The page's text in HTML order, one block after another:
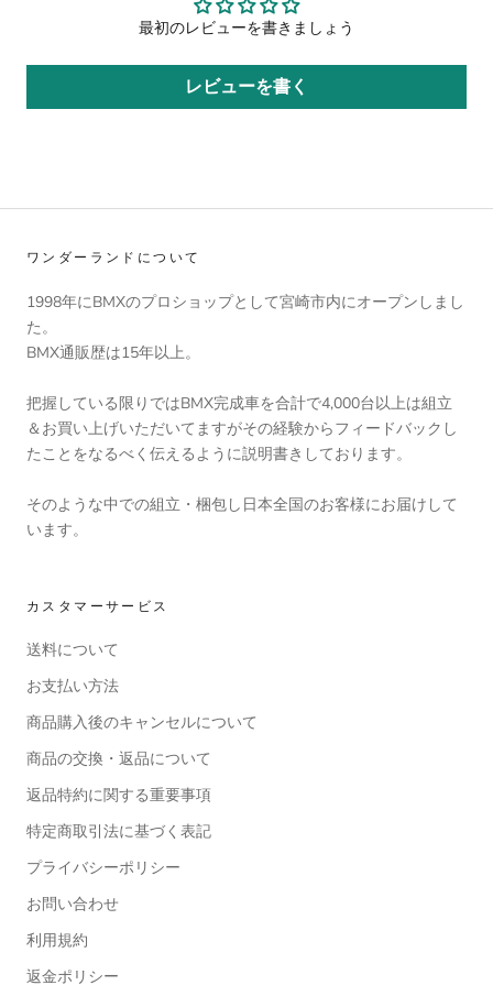
最初のレビューを書きましょう
レビューを書く
ワンダーランドについて
1998年にBMXのプロショップとして宮崎市内にオープンしまし
た。
BMX通販歴は15年以上。
把握している限りではBMX完成車を合計で4,000台以上は組立
＆お買い上げいただいてますがその経験からフィードバックし
たことをなるべく伝えるように説明書きしております。
そのような中での組立・梱包し日本全国のお客様にお届けして
います。
カスタマーサービス
送料について
お支払い方法
商品購入後のキャンセルについて
商品の交換・返品について
返品特約に関する重要事項
特定商取引法に基づく表記
プライバシーポリシー
お問い合わせ
利用規約
返金ポリシー